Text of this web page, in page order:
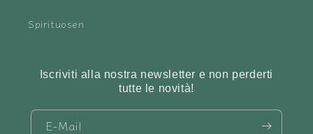
Spirituosen
Iscriviti alla nostra newsletter e non perderti
tutte le novità!
E-Mail